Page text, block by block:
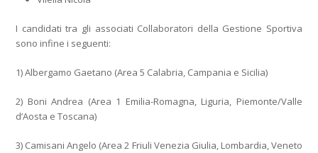
I candidati tra gli associati Collaboratori della Gestione Sportiva
sono infine i seguenti:
1) Albergamo Gaetano (Area 5 Calabria, Campania e Sicilia)
2) Boni Andrea (Area 1 Emilia-Romagna, Liguria, Piemonte/Valle
d’Aosta e Toscana)
3) Camisani Angelo (Area 2 Friuli Venezia Giulia, Lombardia, Veneto